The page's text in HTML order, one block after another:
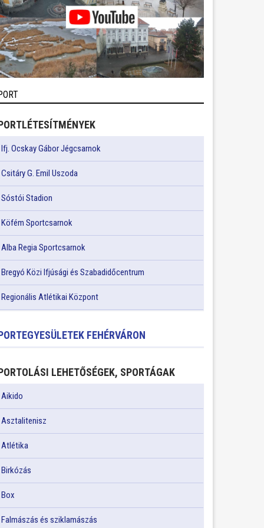
Ifj. Ocskay Gábor Jégcsarnok
Csitáry G. Emil Uszoda
Sóstói Stadion
Köfém Sportcsarnok
Alba Regia Sportcsarnok
Bregyó Közi Ifjúsági és Szabadidőcentrum
Regionális Atlétikai Központ
FEHÉRVÁRON
LEHETŐSÉGEK, SPORTÁGAK
Aikido
Asztalitenisz
Atlétika
Birkózás
Box
Falmászás és sziklamászás